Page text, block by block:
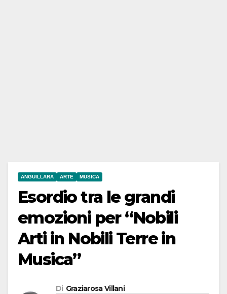
ANGUILLARA ARTE MUSICA
Esordio tra le grandi
emozioni per “Nobili
Arti in Nobili Terre in
Musica”
Di Graziarosa Villani